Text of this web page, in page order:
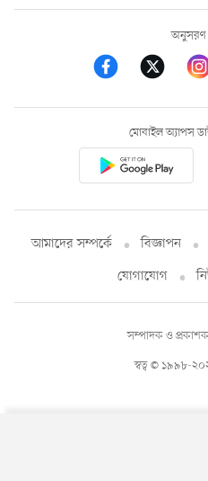
মোবাইল অ্যাপস
আমাদের সম্পর্কে বিজ্ঞাপন
যোগাযোগ
স্বত্ব © ১৯৯৮-
সম্পাদক ও